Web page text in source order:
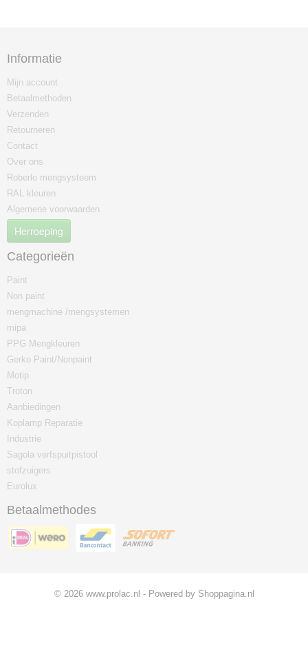
Informatie
Mijn account
Betaalmethoden
Verzenden
Retourneren
Contact
Over ons
Roberlo mengsysteem
RAL kleuren
Algemene voorwaarden
Herroeping
Categorieën
Paint
Non paint
mengmachine /mengsystemen
mipa
PPG Mengkleuren
Gerko Paint/Nonpaint
Motip
Troton
Aanbiedingen
Koplamp Reparatie
Industrie
Sagola verfspuitpistool
stofzuigers
Eurolux
Betaalmethodes
© 2026 www.prolac.nl - Powered by Shoppagina.nl